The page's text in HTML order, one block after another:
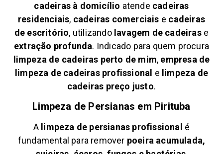
cadeiras à domicílio atende cadeiras
residenciais, cadeiras comerciais e cadeiras
de escritório, utilizando lavagem de cadeirase
extração profunda. Indicado para quem procura
limpeza de cadeiras perto de mim, empresa de
limpeza de cadeiras profissional e limpeza de
cadeiras preço justo.
Limpeza de Persianas em Pirituba
A limpeza de persianas profissional é
fundamental para remover poeira acumulada,